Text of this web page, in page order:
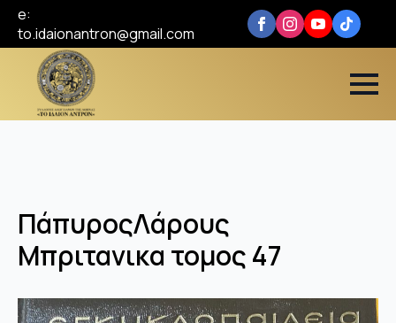
e:
to.idaionantron@gmail.com
ΠάπυροςΛάρους
Μπριτανικα τομος 47